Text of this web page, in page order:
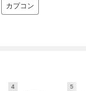
カプコン
4 5